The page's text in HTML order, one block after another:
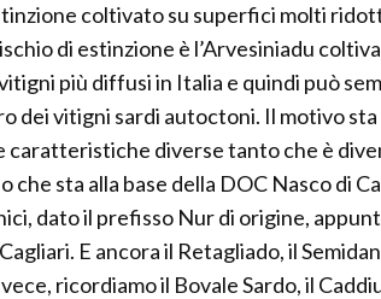
coltivato su superfici molti
di estinzione è l’Arvesiniadu
più diffusi in Italia e quindi può
dei vitigni sardi autoctoni. Il motivo
caratteristiche diverse tanto che è
che sta alla base della DOC Nasco di
dato il prefisso Nur di origine,
E ancora il Retagliado, il
ricordiamo il Bovale Sardo, il